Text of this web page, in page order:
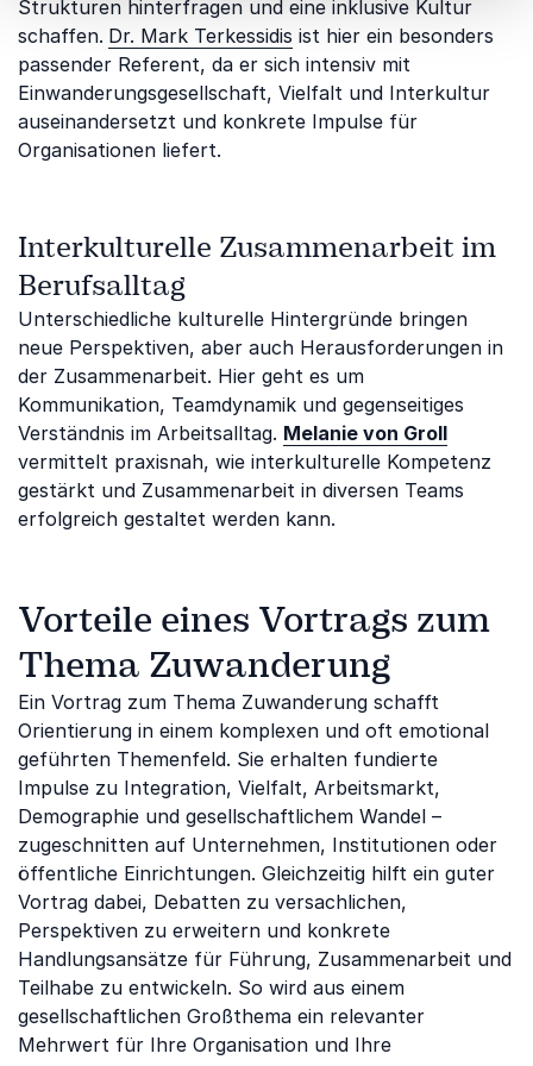
Strukturen hinterfragen und eine inklusive Kultur
schaffen. Dr. Mark Terkessidis ist hier ein besonders
passender Referent, da er sich intensiv mit
Einwanderungsgesellschaft, Vielfalt und Interkultur
auseinandersetzt und konkrete Impulse für
Organisationen liefert.
Interkulturelle Zusammenarbeit im
Berufsalltag
Unterschiedliche kulturelle Hintergründe bringen
neue Perspektiven, aber auch Herausforderungen in
der Zusammenarbeit. Hier geht es um
Kommunikation, Teamdynamik und gegenseitiges
Verständnis im Arbeitsalltag. Melanie von Groll
vermittelt praxisnah, wie interkulturelle Kompetenz
gestärkt und Zusammenarbeit in diversen Teams
erfolgreich gestaltet werden kann.
Vorteile eines Vortrags zum
Thema Zuwanderung
Ein Vortrag zum Thema Zuwanderung schafft
Orientierung in einem komplexen und oft emotional
geführten Themenfeld. Sie erhalten fundierte
Impulse zu Integration, Vielfalt, Arbeitsmarkt,
Demographie und gesellschaftlichem Wandel –
zugeschnitten auf Unternehmen, Institutionen oder
öffentliche Einrichtungen. Gleichzeitig hilft ein guter
Vortrag dabei, Debatten zu versachlichen,
Perspektiven zu erweitern und konkrete
Handlungsansätze für Führung, Zusammenarbeit und
Teilhabe zu entwickeln. So wird aus einem
gesellschaftlichen Großthema ein relevanter
Mehrwert für Ihre Organisation und Ihre